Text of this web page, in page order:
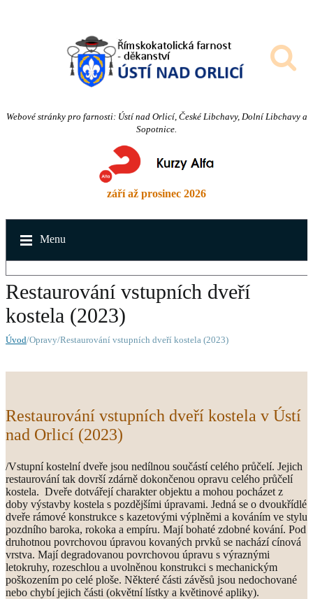
Webové stránky pro farnosti: Ústí nad Orlicí, České Libchavy, Dolní Libchavy a
Sopotnice.
září až prosinec 2026
Menu
Restaurování vstupních dveří
kostela (2023)
Úvod/Opravy/Restaurování vstupních dveří kostela (2023)
Restaurování vstupních dveří kostela v Ústí
nad Orlicí (2023)
/Vstupní kostelní dveře jsou nedílnou součástí celého průčelí. Jejich
restaurování tak dovrší zdárně dokončenou opravu celého průčelí
kostela. Dveře dotvářejí charakter objektu a mohou pocházet z
doby výstavby kostela s pozdějšími úpravami. Jedná se o dvoukřídlé
dveře rámové konstrukce s kazetovými výplněmi a kováním ve stylu
pozdního baroka, rokoka a empíru. Mají bohaté zdobné kování. Pod
druhotnou povrchovou úpravou kovaných prvků se nachází cínová
vrstva. Mají degradovanou povrchovou úpravu s výraznými
letokruhy, rozeschlou a uvolněnou konstrukci s mechanickým
poškozením po celé ploše. Některé části závěsů jsou nedochované
nebo chybí jejich části (okvětní lístky a květinové apliky).